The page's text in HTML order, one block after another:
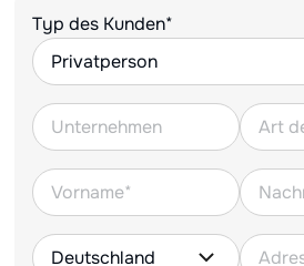
Typ des Kunden*